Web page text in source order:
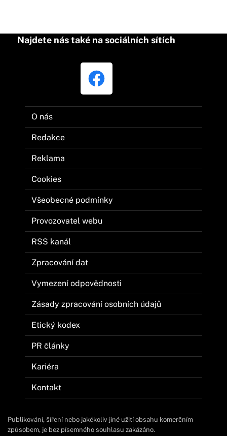
Najdete nás také na sociálních sítích
O nás
Redakce
Reklama
Cookies
Všeobecné podmínky
Provozovatel webu
RSS kanál
Zpracování dat
Vymezení odpovědnosti
Zásady zpracování osobních údajů
Etický kodex
PR články
Kariéra
Kontakt
Publikování, šíření nebo jakékoliv jiné užití obsahu komerčním
způsobem, je bez písemného souhlasu zakázáno.